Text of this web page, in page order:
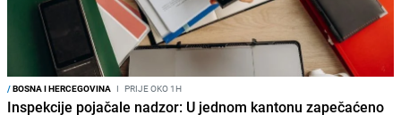
/BOSNA I HERCEGOVINA I PRIJE OKO 1H
Inspekcije pojačale nadzor: U jednom kantonu zapečaćeno